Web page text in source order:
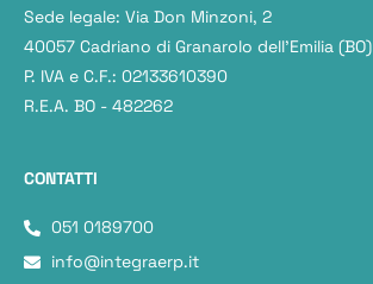
Sede legale: Via Don Minzoni, 2
40057 Cadriano di Granarolo dell’Emilia (BO)
P. IVA e C.F.: 02133610390
R.E.A. BO - 482262
CONTATTI
051 0189700
info@integraerp.it